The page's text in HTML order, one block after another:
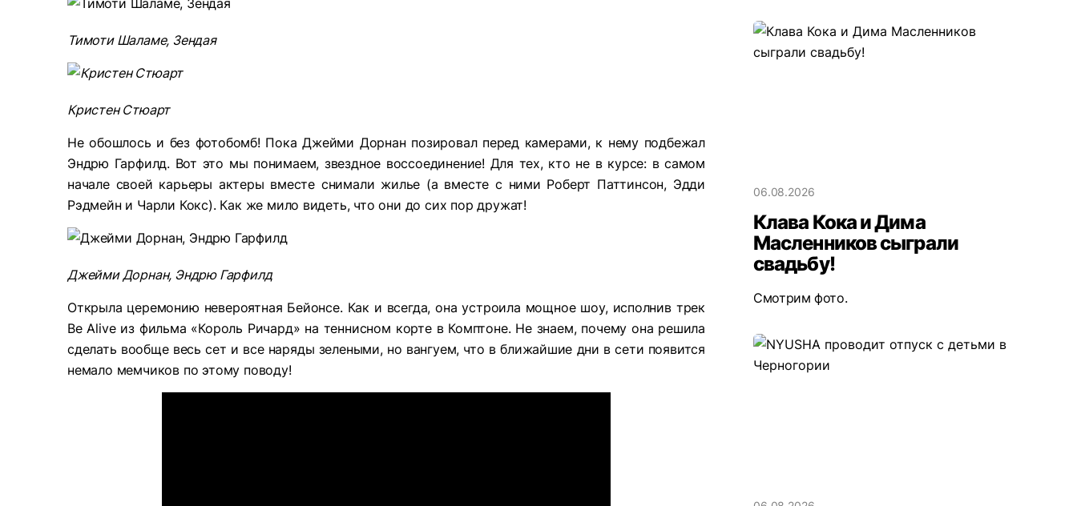
Тимоти Шаламе, Зендая
Кристен Стюарт
Не обошлось и без фотобомб! Пока Джейми Дорнан позировал перед камерами, к нему подбежал
Эндрю Гарфилд. Вот это мы понимаем, звездное воссоединение! Для тех, кто не в курсе: в самом
начале своей карьеры актеры вместе снимали жилье (а вместе с ними Роберт Паттинсон, Эдди
Рэдмейн и Чарли Кокс). Как же мило видеть, что они до сих пор дружат!
Джейми Дорнан, Эндрю Гарфилд
Открыла церемонию невероятная Бейонсе. Как и всегда, она устроила мощное шоу, исполнив трек
Be Alive из фильма «Король Ричард» на теннисном корте в Комптоне. Не знаем, почему она решила
сделать вообще весь сет и все наряды зелеными, но вангуем, что в ближайшие дни в сети появится
немало мемчиков по этому поводу!
06.08.2026
Клава Кока и Дима
Масленников сыграли
свадьбу!
Смотрим фото.